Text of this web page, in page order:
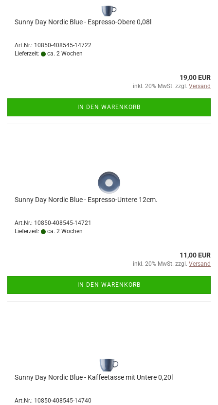
Sunny Day Nordic Blue - Espresso-Obere 0,08l
Art.Nr.: 10850-408545-14722
Lieferzeit:
ca. 2 Wochen
19,00 EUR
inkl. 20% MwSt. zzgl. Versand
IN DEN WARENKORB
Sunny Day Nordic Blue - Espresso-Untere 12cm.
Art.Nr.: 10850-408545-14721
Lieferzeit:
ca. 2 Wochen
11,00 EUR
inkl. 20% MwSt. zzgl. Versand
IN DEN WARENKORB
Sunny Day Nordic Blue - Kaffeetasse mit Untere 0,20l
Art.Nr.: 10850-408545-14740